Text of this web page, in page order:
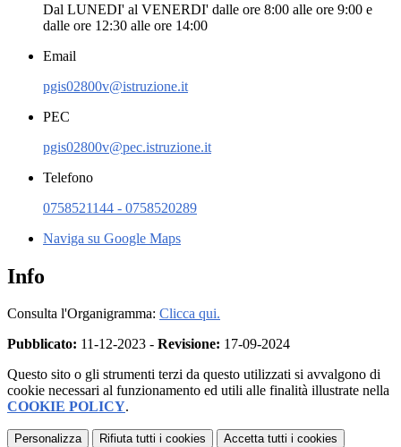
Dal LUNEDI' al VENERDI' dalle ore 8:00 alle ore 9:00 e
dalle ore 12:30 alle ore 14:00
Email
pgis02800v@istruzione.it
PEC
pgis02800v@pec.istruzione.it
Telefono
0758521144 - 0758520289
Naviga su Google Maps
Info
Consulta l'Organigramma: Clicca qui.
Pubblicato: 11-12-2023 - Revisione: 17-09-2024
Questo sito o gli strumenti terzi da questo utilizzati si avvalgono di
cookie necessari al funzionamento ed utili alle finalità illustrate nella
COOKIE POLICY.
Personalizza Rifiuta tutti i cookies Accetta tutti i cookies